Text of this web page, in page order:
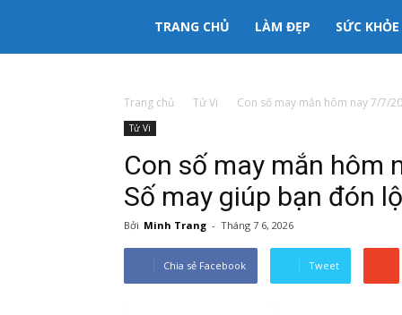
333mama
thông
tin
TRANG CHỦ LÀM ĐẸP SỨC KHỎE
Trang chủ Tử Vi Con số may mắn hôm nay 7/7/
Tử Vi
Con số may mắn
Số may giúp bạn đón
Bởi Minh Trang - Tháng 7 6, 2026
Chia sẻ Facebook Tweet